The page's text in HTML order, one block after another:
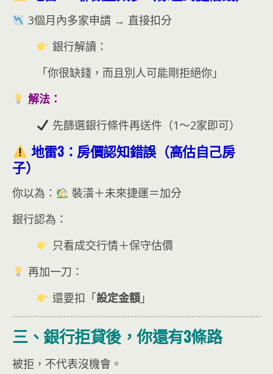
3個月內多家申請 → 直接扣分
銀行解讀：
「你很缺錢，而且別人可能剛拒絕你」
解法：
先篩選銀行條件再送件（1～2家即可）
地雷3：房價認知錯誤（高估自己房
子）
你以為：
裝潢＋未來捷運＝加分
銀行認為：
只看成交行情＋保守估價
再加一刀：
還要扣「設定金額」
三、銀行拒貸後，你還有3條路
被拒，不代表沒機會。